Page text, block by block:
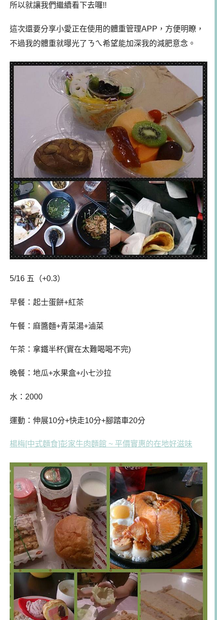
所以就讓我們繼續看下去囉!!
這次還要分享小愛正在使用的體重管理APP，方便明瞭，
不過我的體重就曝光了ㄋㄟ希望能加深我的減肥意念。
5/16 五（+0.3）
早餐：起士蛋餅+紅茶
午餐 ： 麻醬麵+青菜湯+滷菜
午茶：拿鐵半杯(實在太難喝喝不完)
晚餐：地瓜+水果盒+小七沙拉
水：2000
運動：伸展10分+快走10分+腳踏車20分
楊梅[中式麵食]彭家牛肉麵館 ~ 平價實惠的在地好滋味